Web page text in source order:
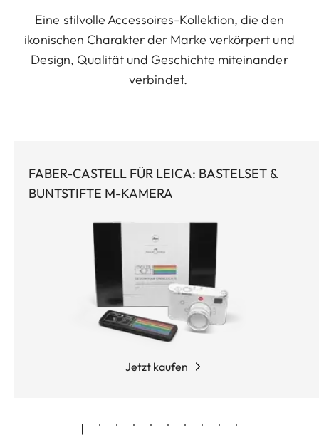
Eine stilvolle Accessoires-Kollektion, die den
ikonischen Charakter der Marke verkörpert und
Design, Qualität und Geschichte miteinander
verbindet.
FABER-CASTELL FÜR LEICA: BASTELSET &
BUNTSTIFTE M-KAMERA
Jetzt kaufen